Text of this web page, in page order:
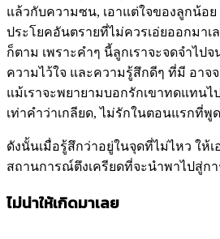
แล้วกับความซน, เอาแต่ใจของลูกน้อ
ประโยคอันตรายที่ไม่ควรเอ่ยออกมาเ
ก็ตาม เพราะคำๆ นี้ลูกเราจะจดจำไป
ความไว้ใจ และความรู้สึกดีๆ ที่มี อาจ
แม้เราจะพยายามบอกรักเขาทดแทนไ
เท่าคำว่าเกลียด, ไม่รักในตอนแรกที่พู
ดังนั้นเมื่อรู้สึกว่าอยู่ในจุดที่ไม่ไหว ให้
สถานการณ์ตึงเครียดที่จะนำพาไปสู่ก
ไม่น่าให้เกิดมาเลย